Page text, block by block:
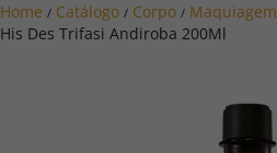
Home / Catálogo / Corpo / Maquiagem
His Des Trifasi Andiroba 200Ml